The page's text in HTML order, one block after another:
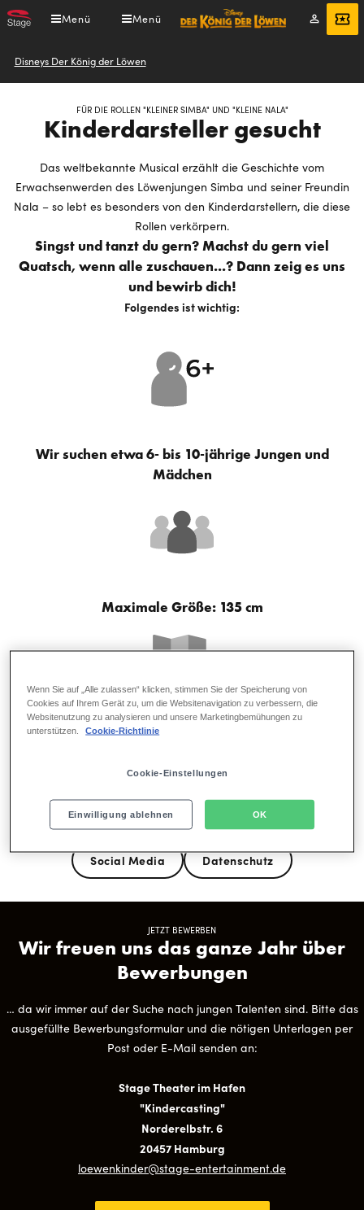
Direkt
zum
Menü Menü
Mein
Konto
Tickets
Pfadnavigation
Disneys Der König der Löwen
FÜR DIE ROLLEN "KLEINER SIMBA" UND "KLEINE NALA"
Kinderdarsteller gesucht
Das weltbekannte Musical erzählt die Geschichte vom
Erwachsenwerden des Löwenjungen Simba und seiner Freundin
Nala – so lebt es besonders von den Kinderdarstellern, die diese
Rollen verkörpern.
Singst und tanzt du gern? Machst du gern viel
Quatsch, wenn alle zuschauen...? Dann zeig es uns
und bewirb dich!
Folgendes ist wichtig:
Wir suchen etwa 6- bis 10-jährige Jungen und
Mädchen
Maximale Größe: 135 cm
Aus Hamburg und Umgebung
Bewerbung Löwenschule 5 Gründe
Social Media Datenschutz
JETZT BEWERBEN
Wir freuen uns das ganze Jahr über
Bewerbungen
… da wir immer auf der Suche nach jungen Talenten sind. Bitte das
ausgefüllte Bewerbungsformular und die nötigen Unterlagen per
Post oder E-Mail senden an:
Stage Theater im Hafen
"Kindercasting"
Norderelbstr. 6
20457 Hamburg
loewenkinder@​stage-​entertainment.de
Wenn Sie auf „Alle zulassen“ klicken, stimmen Sie der Speicherung von
Cookies auf Ihrem Gerät zu, um die Websitenavigation zu verbessern, die
Websitenutzung zu analysieren und unsere Marketingbemühungen zu
unterstützen.
Cookie-Richtlinie
Cookie-Einstellungen
Einwilligung ablehnen OK